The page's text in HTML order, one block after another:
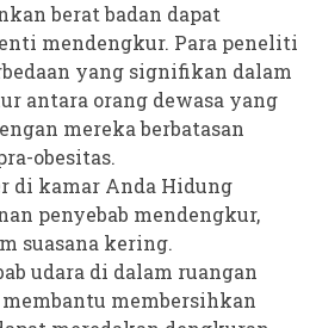
berat badan dapat
mendengkur. Para peneliti
yang signifikan dalam
antara orang dewasa yang
mereka berbatasan
obesitas.
di kamar Anda Hidung
penyebab mendengkur,
suasana kering.
udara di dalam ruangan
membersihkan